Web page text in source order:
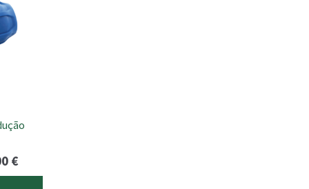
€Price
range: